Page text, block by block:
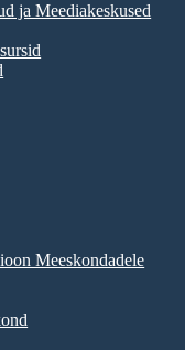
ja Meediakeskused
Meeskondadele